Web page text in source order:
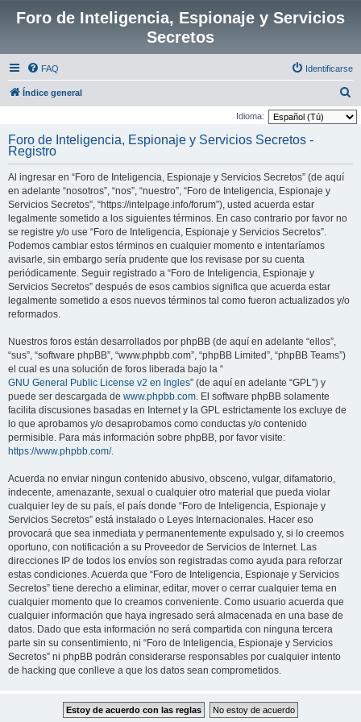
Foro de Inteligencia, Espionaje y Servicios
Secretos
FAQ Identificarse
Índice general
u
Idioma:
Foro de Inteligencia, Espionaje y Servicios Secretos -
Registro
Al ingresar en “Foro de Inteligencia, Espionaje y Servicios Secretos” (de aquí
en adelante “nosotros”, “nos”, “nuestro”, “Foro de Inteligencia, Espionaje y
Servicios Secretos”, “https://intelpage.info/forum”), usted acuerda estar
legalmente sometido a los siguientes términos. En caso contrario por favor no
se registre y/o use “Foro de Inteligencia, Espionaje y Servicios Secretos”.
Podemos cambiar estos términos en cualquier momento e intentaríamos
avisarle, sin embargo sería prudente que los revisase por su cuenta
periódicamente. Seguir registrado a “Foro de Inteligencia, Espionaje y
Servicios Secretos” después de esos cambios significa que acuerda estar
legalmente sometido a esos nuevos términos tal como fueron actualizados y/o
reformados.
Nuestros foros están desarrollados por phpBB (de aquí en adelante “ellos”,
“sus”, “software phpBB”, “www.phpbb.com”, “phpBB Limited”, “phpBB Teams”)
el cual es una solución de foros liberada bajo la “
GNU General Public License v2 en Ingles” (de aquí en adelante “GPL”) y
puede ser descargada de www.phpbb.com. El software phpBB solamente
facilita discusiones basadas en Internet y la GPL estrictamente los excluye de
lo que aprobamos y/o desaprobamos como conductas y/o contenido
permisible. Para más información sobre phpBB, por favor visite:
https://www.phpbb.com/.
Acuerda no enviar ningun contenido abusivo, obsceno, vulgar, difamatorio,
indecente, amenazante, sexual o cualquier otro material que pueda violar
cualquier ley de su país, el país donde “Foro de Inteligencia, Espionaje y
Servicios Secretos” está instalado o Leyes Internacionales. Hacer eso
provocará que sea inmediata y permanentemente expulsado y, si lo creemos
oportuno, con notificación a su Proveedor de Servicios de Internet. Las
direcciones IP de todos los envíos son registradas como ayuda para reforzar
estas condiciones. Acuerda que “Foro de Inteligencia, Espionaje y Servicios
Secretos” tiene derecho a eliminar, editar, mover o cerrar cualquier tema en
cualquier momento que lo creamos conveniente. Como usuario acuerda que
cualquier información que haya ingresado será almacenada en una base de
datos. Dado que esta información no será compartida con ninguna tercera
parte sin su consentimiento, ni “Foro de Inteligencia, Espionaje y Servicios
Secretos” ni phpBB podrán considerarse responsables por cualquier intento
de hacking que conlleve a que los datos sean comprometidos.